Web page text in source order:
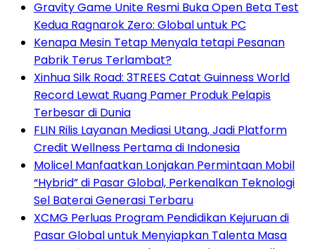
Gravity Game Unite Resmi Buka Open Beta Test
Kedua Ragnarok Zero: Global untuk PC
Kenapa Mesin Tetap Menyala tetapi Pesanan
Pabrik Terus Terlambat?
Xinhua Silk Road: 3TREES Catat Guinness World
Record Lewat Ruang Pamer Produk Pelapis
Terbesar di Dunia
FLIN Rilis Layanan Mediasi Utang, Jadi Platform
Credit Wellness Pertama di Indonesia
Molicel Manfaatkan Lonjakan Permintaan Mobil
“Hybrid” di Pasar Global, Perkenalkan Teknologi
Sel Baterai Generasi Terbaru
XCMG Perluas Program Pendidikan Kejuruan di
Pasar Global untuk Menyiapkan Talenta Masa